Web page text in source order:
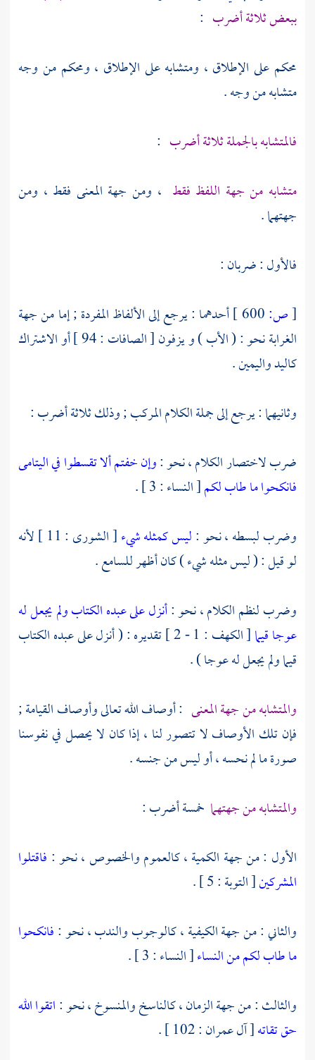
ببعض ثلاثة أضرب :
محكم على الإطلاق ، ومتشابه على الإطلاق ، ومحكم من وجه
متشابه من وجه .
فالمتشابه بالجملة ثلاثة أضرب :
متشابه من جهة اللفظ فقط ، ومن جهة المعنى فقط ، ومن
جهتهما .
فالأول : ضربان :
[ص:
أحدهما : يرجع إلى الألفاظ المفردة ; إما من جهة
الغرابة نحو : ( الأب ) و يزفون [ الصافات : 94 ] أو الاشتراك
كاليد واليمين .
وثانيهما : يرجع إلى جملة الكلام المركب ; وذلك ثلاثة أضرب :
ضرب لاختصار الكلام ، نحو :وإن خفتم ألا تقسطوا في اليتامى
فانكحوا ما طاب لكم[ النساء : 3 ] .
وضرب لبسطه ، نحو :ليس كمثله شيء
[ الشورى : 11 ] لأنه
لو قيل : ( ليس مثله شيء ) كان أظهر للسامع .
وضرب لنظم الكلام ، نحو :أنزل على عبده الكتاب ولم يجعل له
عوجا قيما
[ الكهف : 1 - 2 ] تقديره : ( أنزل على عبده الكتاب
قيما ولم يجعل له عوجا ) .
والمتشابه من جهة المعنى : أوصاف الله تعالى وأوصاف القيامة ;
فإن تلك الأوصاف لا تتصور لنا ، إذا كان لا يحصل في نفوسنا
صورة ما لم نحسه ، أو ليس من جنسه .
والمتشابه من جهتهما خمسة أضرب :
الأول : من جهة الكمية ، كالعموم والخصوص ، نحو : فاقتلوا
المشركين[ التوبة : 5 ] .
والثاني : من جهة الكيفية ، كالوجوب والندب ، نحو :فانكحوا
ما طاب لكم من النساء[ النساء : 3 ] .
والثالث : من جهة الزمان ، كالناسخ والمنسوخ ، نحو :اتقوا الله
حق تقاته[ آل عمران : 102 ] .